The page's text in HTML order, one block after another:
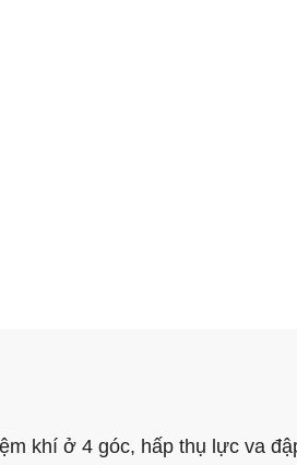
khí ở 4 góc, hấp thụ lực va